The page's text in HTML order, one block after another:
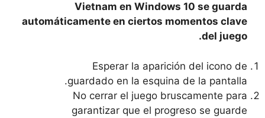
Vietnam en Windows 10 se guarda
automáticamente en ciertos momentos clave
del juego.
Esperar la aparición del icono de
guardado en la esquina de la pantalla.
No cerrar el juego bruscamente para
garantizar que el progreso se guarde